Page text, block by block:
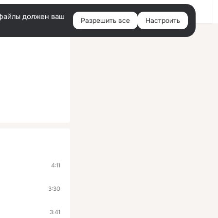
Войти
должен ваш Разрешить все Настроить
4:11
3:30
3:41